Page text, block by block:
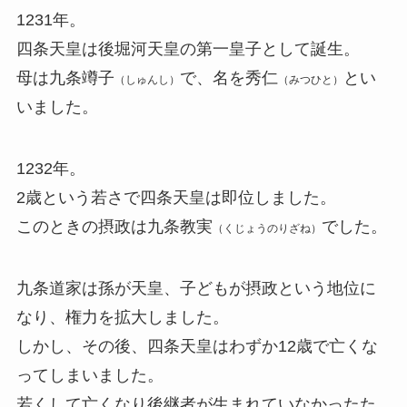
1231年。
四条天皇は後堀河天皇の第一皇子として誕生。
母は九条竴子 （しゅんし） で、名を秀仁（みつひと）
とい
いました。
1232年。
2歳という若さで四条天皇は即位しました。
このときの摂政は九条教実 （くじょうのりざね） でした。
九条道家は孫が天皇、子どもが摂政という地位に
なり、権力を拡大しました。
しかし、その後、四条天皇はわずか12歳で亡くな
ってしまいました。